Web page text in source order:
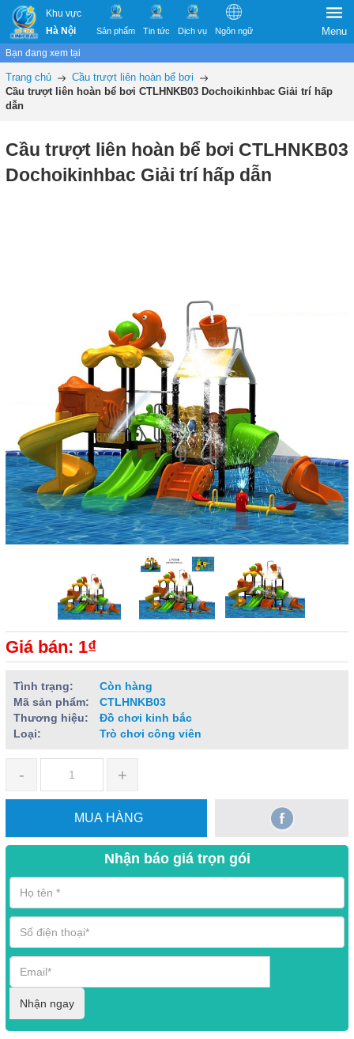
Khu vực
Hà Nội
Sản phẩm Tin tức Dịch vụ Ngôn ngữ Menu
Bạn đang xem tại
Trang chủ
Cầu trượt liên hoàn bể bơi
Cầu trượt liên hoàn bể bơi CTLHNKB03 Dochoikinhbac Giải trí hấp
dẫn
Cầu trượt liên hoàn bể bơi CTLHNKB03
Dochoikinhbac Giải trí hấp dẫn
Giá bán: 1₫
Tình trạng:
Còn hàng
Mã sản phẩm:
CTLHNKB03
Thương hiệu:
Đồ chơi kinh bắc
Loại:
Trò chơi công viên
- +
MUA HÀNG
Nhận báo giá trọn gói
Nhận ngay